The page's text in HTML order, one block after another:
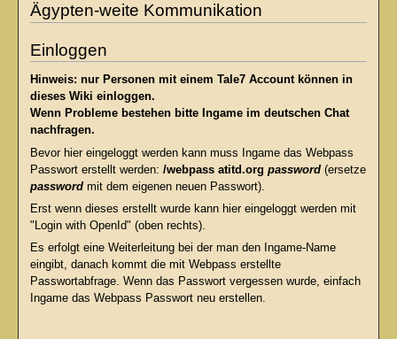
Ägypten-weite Kommunikation
Einloggen
Hinweis: nur Personen mit einem Tale7 Account können in
dieses Wiki einloggen.
Wenn Probleme bestehen bitte Ingame im deutschen Chat
nachfragen.
Bevor hier eingeloggt werden kann muss Ingame das Webpass
Passwort erstellt werden: /webpass atitd.org password(ersetze
passwordmit dem eigenen neuen Passwort).
Erst wenn dieses erstellt wurde kann hier eingeloggt werden mit
"Login with OpenId" (oben rechts).
Es erfolgt eine Weiterleitung bei der man den Ingame-Name
eingibt, danach kommt die mit Webpass erstellte
Passwortabfrage. Wenn das Passwort vergessen wurde, einfach
Ingame das Webpass Passwort neu erstellen.